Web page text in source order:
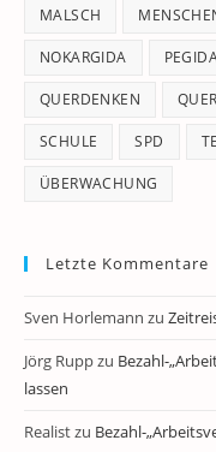
MALSCH
NOKARGIDA
QUERDENKEN
SCHULE SPD
ÜBERWACHUNG
Letzte Kommentare
Sven Horlemann zu
Jörg Ruppzu Bezahl-
lassen
Realistzu Bezahl-